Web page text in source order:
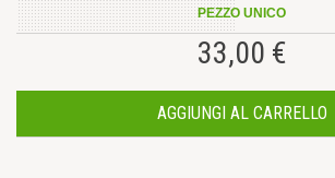
PEZZO UNICO
33,00 €
AGGIUNGI AL CARRELLO